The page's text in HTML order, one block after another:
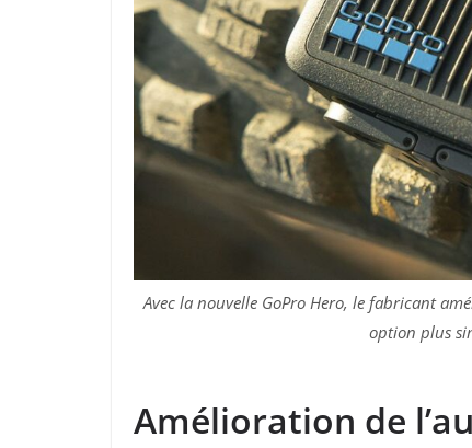
Avec la nouvelle GoPro Hero, le fabricant
option plus
Amélioration de